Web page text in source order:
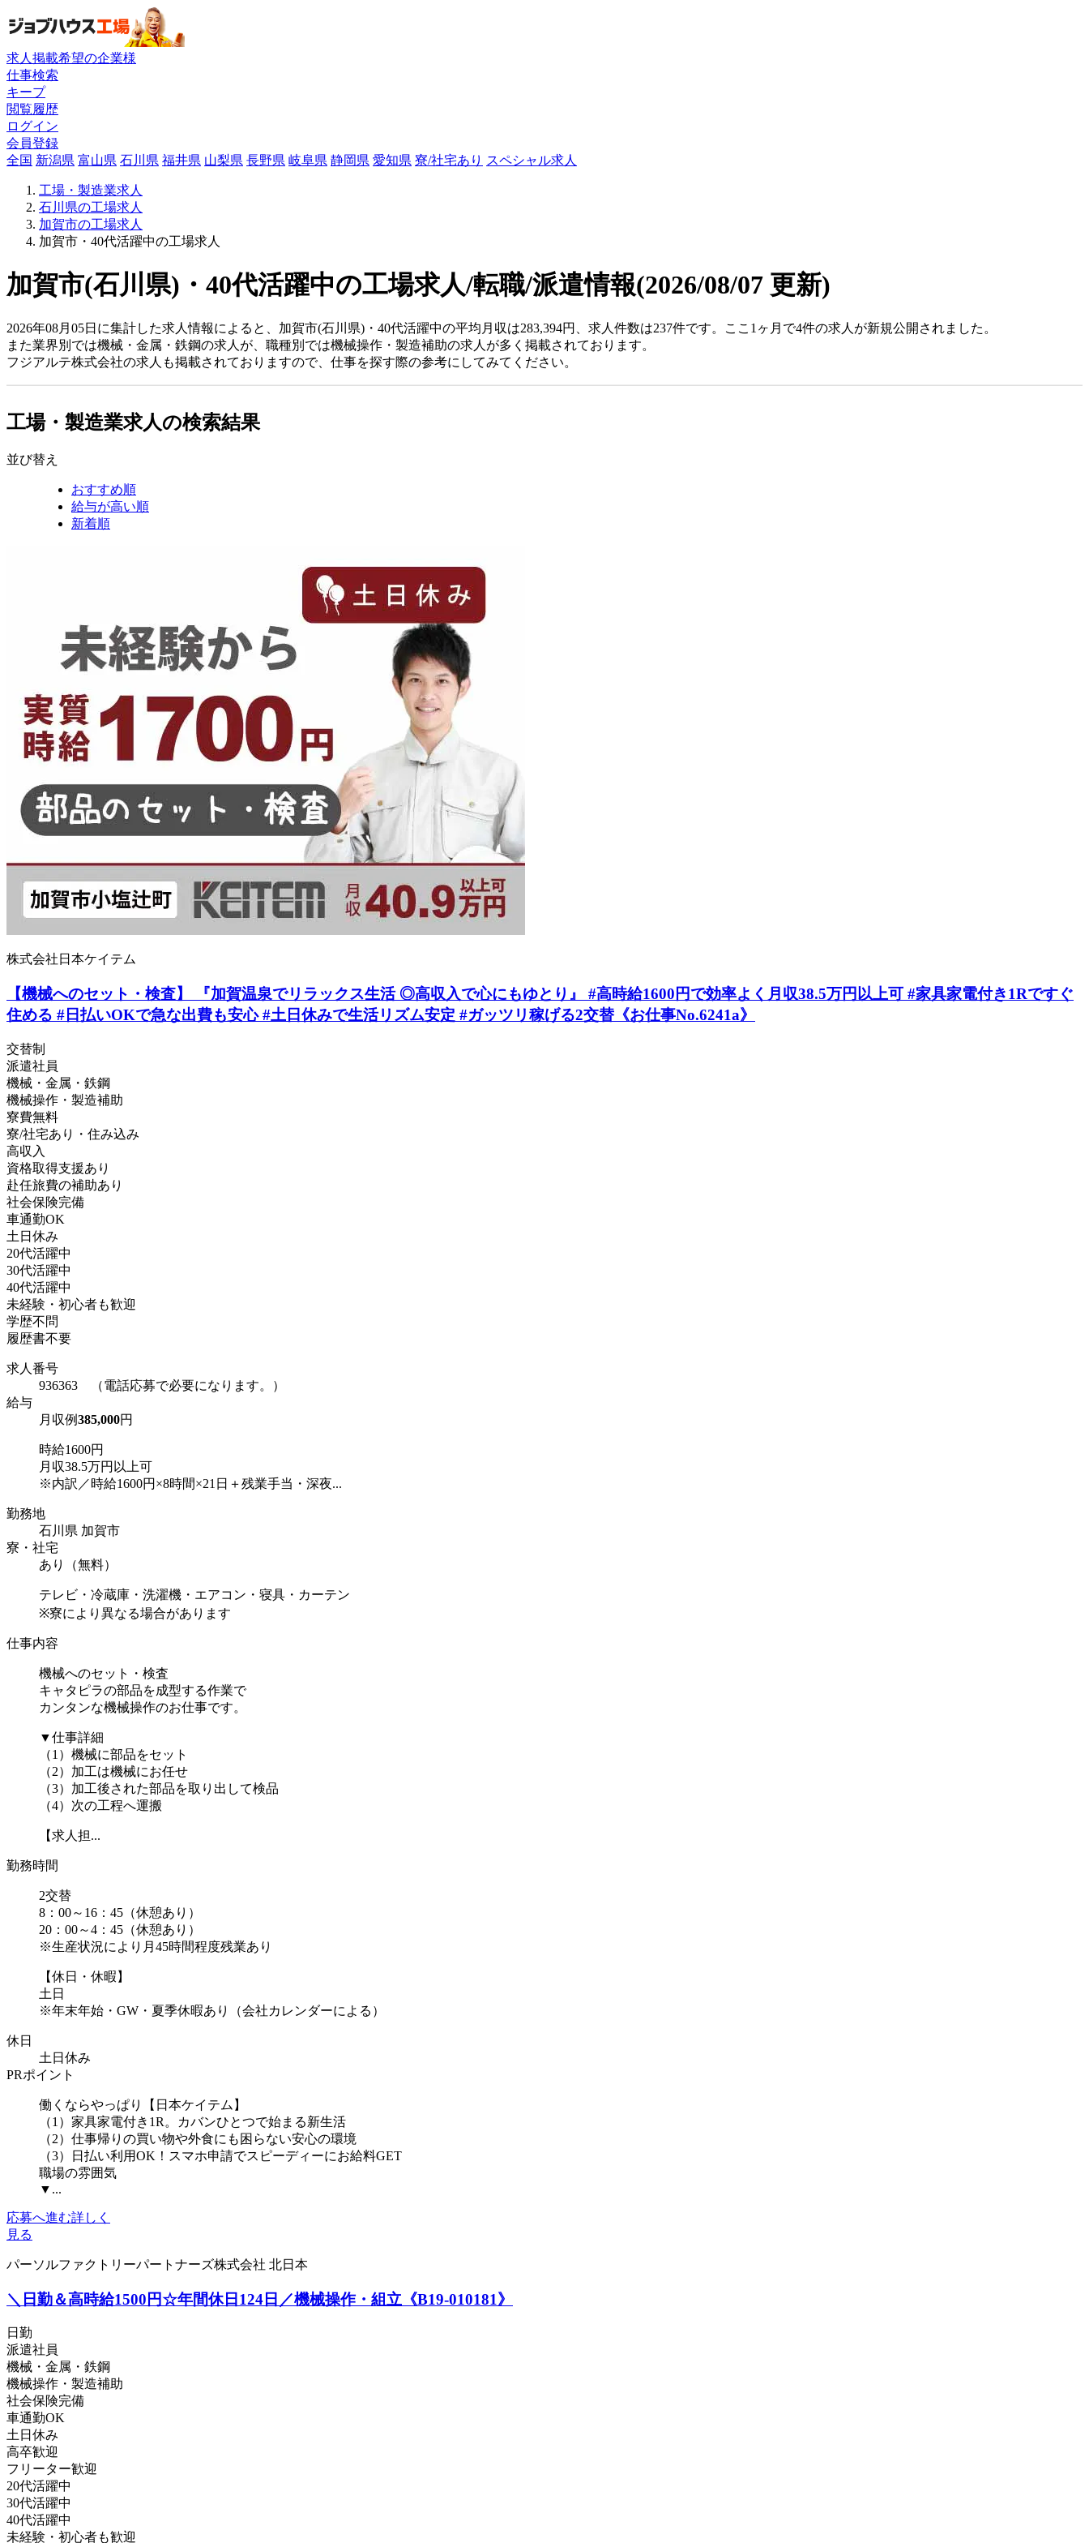
求人掲載希望の企業様
仕事検索
キープ
閲覧履歴
ログイン
会員登録
全国 新潟県 富山県 石川県 福井県 山梨県 長野県 岐阜県 静岡県 愛知県 寮/社宅あり スペシャル求人
工場・製造業求人
石川県の工場求人
加賀市の工場求人
加賀市・40代活躍中の工場求人
加賀市(石川県)・40代活躍中の工場求人/転職/派遣情報(2026/08/07 更新)
2026年08月05日に集計した求人情報によると、加賀市(石川県)・40代活躍中の平均月収は283,394円、求人件数は237件です。ここ1ヶ月で4件の求人が新規公開されました。
また業界別では機械・金属・鉄鋼の求人が、職種別では機械操作・製造補助の求人が多く掲載されております。
フジアルテ株式会社の求人も掲載されておりますので、仕事を探す際の参考にしてみてください。
工場・製造業求人の検索結果
並び替え
おすすめ順
給与が高い順
新着順
株式会社日本ケイテム
【機械へのセット・検査】 『加賀温泉でリラックス生活 ◎高収入で心にもゆとり』 #高時給1600円で効率よく月収38.5万円以上可 #家具家電付き1Rですぐ
住める #日払いOKで急な出費も安心 #土日休みで生活リズム安定 #ガッツリ稼げる2交替《お仕事No.6241a》
交替制
派遣社員
機械・金属・鉄鋼
機械操作・製造補助
寮費無料
寮/社宅あり・住み込み
高収入
資格取得支援あり
赴任旅費の補助あり
社会保険完備
車通勤OK
土日休み
20代活躍中
30代活躍中
40代活躍中
未経験・初心者も歓迎
学歴不問
履歴書不要
求人番号
936363 （電話応募で必要になります。）
給与
月収例385,000円
時給1600円
月収38.5万円以上可
※内訳／時給1600円×8時間×21日＋残業手当・深夜...
勤務地
石川県 加賀市
寮・社宅
あり（無料）
テレビ・冷蔵庫・洗濯機・エアコン・寝具・カーテン
※寮により異なる場合があります
仕事内容
機械へのセット・検査
キャタピラの部品を成型する作業で
カンタンな機械操作のお仕事です。
▼仕事詳細
（1）機械に部品をセット
（2）加工は機械にお任せ
（3）加工後された部品を取り出して検品
（4）次の工程へ運搬
【求人担...
勤務時間
2交替
8：00～16：45（休憩あり）
20：00～4：45（休憩あり）
※生産状況により月45時間程度残業あり
【休日・休暇】
土日
※年末年始・GW・夏季休暇あり（会社カレンダーによる）
休日
土日休み
PRポイント
働くならやっぱり【日本ケイテム】
（1）家具家電付き1R。カバンひとつで始まる新生活
（2）仕事帰りの買い物や外食にも困らない安心の環境
（3）日払い利用OK！スマホ申請でスピーディーにお給料GET
職場の雰囲気
▼...
応募へ進む詳しく
見る
パーソルファクトリーパートナーズ株式会社 北日本
＼日勤＆高時給1500円☆年間休日124日／機械操作・組立《B19-010181》
日勤
派遣社員
機械・金属・鉄鋼
機械操作・製造補助
社会保険完備
車通勤OK
土日休み
高卒歓迎
フリーター歓迎
20代活躍中
30代活躍中
40代活躍中
未経験・初心者も歓迎